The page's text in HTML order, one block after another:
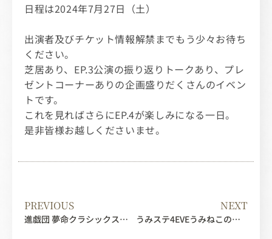
日程は2024年7月27日（土）
出演者及びチケット情報解禁までもう少々お待ち
ください。
芝居あり、EP.3公演の振り返りトークあり、プレ
ゼントコーナーありの企画盛りだくさんのイベン
トです。
これを見ればさらにEP.4が楽しみになる一日。
是非皆様お越しくださいませ。
PREVIOUS
進戯団 夢命クラシックス×07th Expansion vol.8 ｢うみねこのなく頃に～Stage of the golden Witch～Episode2｣ 公演DVD誤配送に関するご案内
NEXT
うみステ4EVEうみねこのなく頃に～Stage of the golden Witch～Ep.4 EVE